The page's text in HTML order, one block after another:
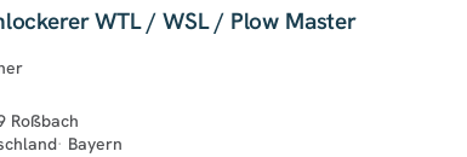
WTL / WSL / Plow Master
Roßbach
Bayern